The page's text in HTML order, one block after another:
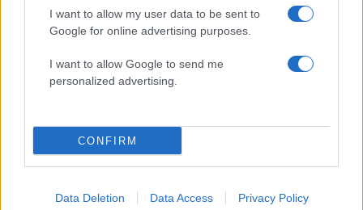
I want to allow my user data to be sent to
Google for online advertising purposes.
I want to allow Google to send me
personalized advertising.
CONFIRM
Data Deletion Data Access Privacy Policy
Υποβολή σχολίου
ΑΟΖ
ΤΟΥΡΚΙΑ ΕΛΛΑΔΑ
Share: